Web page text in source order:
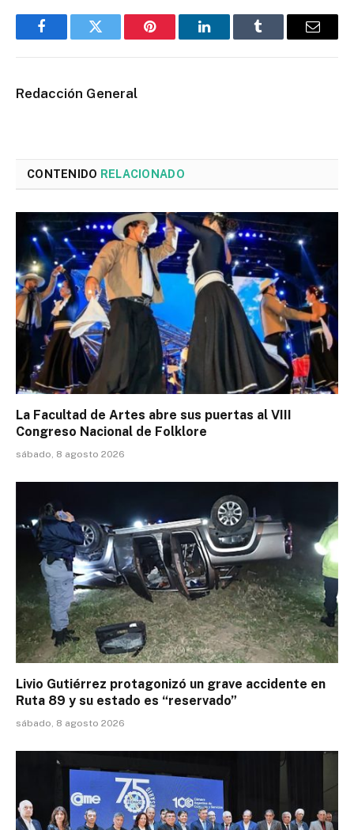
FacebookTwitter Pinterest LinkedInTumblr Email
Redacción General
CONTENIDO RELACIONADO
La Facultad de Artes abre sus puertas al VIII
Congreso Nacional de Folklore
sábado, 8 agosto 2026
Livio Gutiérrez protagonizó un grave accidente en
Ruta 89 y su estado es “reservado”
sábado, 8 agosto 2026